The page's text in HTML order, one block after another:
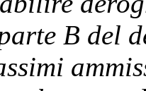
B del